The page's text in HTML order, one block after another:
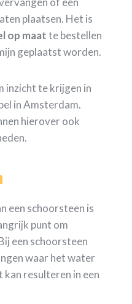
plaatsen. Het is
op maatte bestellen
geplaatst worden.
inzicht te krijgen in
in Amsterdam.
hierover ook
een schoorsteen is
punt om
een schoorsteen
waar het water
kan resulteren in een